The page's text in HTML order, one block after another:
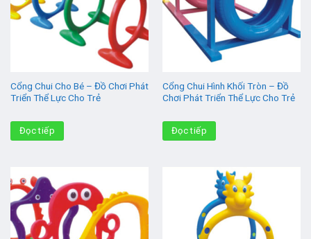
Cổng Chui Cho Bé – Đồ Chơi Phát
Triển Thể Lực Cho Trẻ
Đọc tiếp
Cổng Chui Hình Khối Tròn – Đồ
Chơi Phát Triển Thể Lực Cho Trẻ
Đọc tiếp